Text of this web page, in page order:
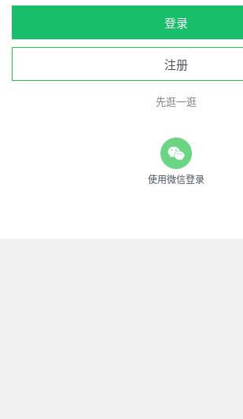
登录
注册
先逛一逛
使用微信登录